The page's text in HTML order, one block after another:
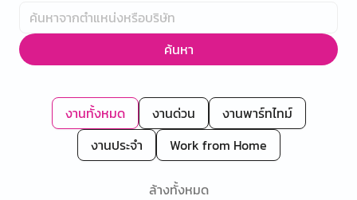
ค้นหา
งานทั้งหมด งานด่วน
งานพาร์ทไทม์
งานประจำ
Work from Home
ล้างทั้งหมด